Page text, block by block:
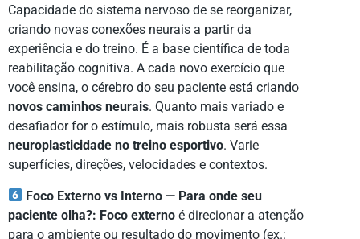
Capacidade do sistema nervoso de se reorganizar,
criando novas conexões neurais a partir da
experiência e do treino. É a base científica de toda
reabilitação cognitiva. A cada novo exercício que
você ensina, o cérebro do seu paciente está criando
novos caminhos neurais. Quanto mais variado e
desafiador for o estímulo, mais robusta será essa
neuroplasticidade no treino esportivo. Varie
superfícies, direções, velocidades e contextos.
Foco Externo vs Interno — Para onde seu
paciente olha?: Foco externo é direcionar a atenção
para o ambiente ou resultado do movimento (ex.: